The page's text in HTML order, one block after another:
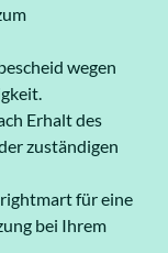
wegen
Erhalt des
zuständigen
für eine
bei Ihrem